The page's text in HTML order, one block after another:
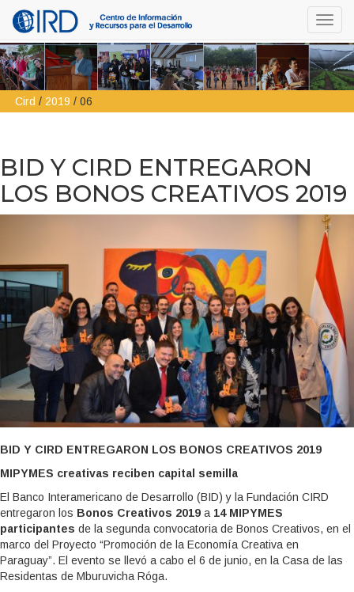
Cird / 2019 / 06
BID Y CIRD ENTREGARON
LOS BONOS CREATIVOS 2019
BID Y CIRD ENTREGARON LOS BONOS CREATIVOS 2019
MIPYMES creativas reciben capital semilla
El Banco Interamericano de Desarrollo (BID) y la Fundación CIRD
entregaron los Bonos Creativos 2019 a 14 MIPYMES
participantes de la segunda convocatoria de Bonos Creativos, en el
marco del Proyecto “Promoción de la Economía Creativa en
Paraguay”. El evento se llevó a cabo el 6 de junio, en la Casa de las
Residentas de Mburuvicha Róga.